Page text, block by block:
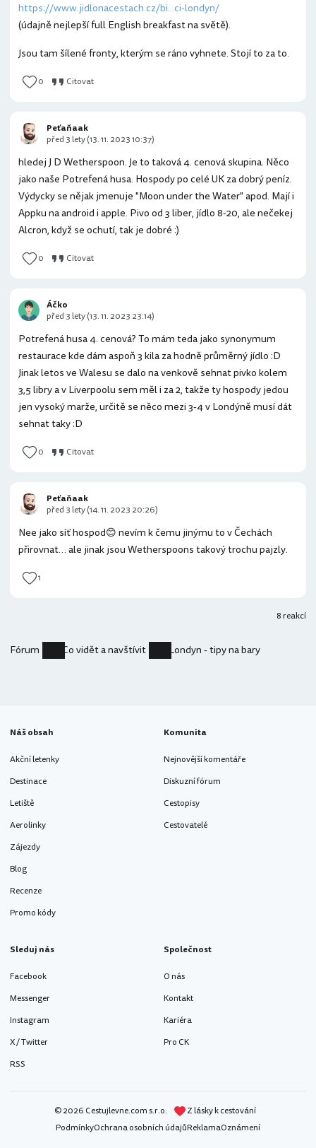
https://www.jidlonacestach.cz/bi...ci-londyn/
(údajně nejlepší full English breakfast na světě).
Jsou tam šílené fronty, kterým se ráno vyhnete. Stojí to za to.
0 Citovat
hledej J D Wetherspoon. Je to taková 4. cenová skupina. Něco
jako naše Potrefená husa. Hospody po celé UK za dobrý peníz.
Výdycky se nějak jmenuje "Moon under the Water" apod. Mají i
Appku na android i apple. Pivo od 3 liber, jídlo 8-20, ale nečekej
Alcron, když se ochutí, tak je dobré :)
0 Citovat
Peťaňaak
před 3 lety (13. 11. 2023 10:37)
Potrefená husa 4. cenová? To mám teda jako synonymum
restaurace kde dám aspoň 3 kila za hodně průměrný jídlo :D
Jinak letos ve Walesu se dalo na venkově sehnat pivko kolem
3,5 libry a v Liverpoolu sem měl i za 2, takže ty hospody jedou
jen vysoký marže, určitě se něco mezi 3-4 v Londýně musí dát
sehnat taky :D
0 Citovat
Áčko
před 3 lety (13. 11. 2023 23:14)
Nee jako síť hospod😊 nevím k čemu jinýmu to v Čechách
přirovnat… ale jinak jsou Wetherspoons takový trochu pajzly.
1
Peťaňaak
před 3 lety (14. 11. 2023 20:26)
8 reakcí
Fórum Co vidět a navštívit Londyn - tipy na bary
Náš obsah
Akční letenky
Destinace
Letiště
Aerolinky
Zájezdy
Blog
Recenze
Promo kódy
Komunita
Nejnovější komentáře
Diskuzní fórum
Cestopisy
Cestovatelé
Sleduj nás
Facebook
Messenger
Instagram
X / Twitter
RSS
Společnost
O nás
Kontakt
Kariéra
Pro CK
© 2026 Cestujlevne.com s.r.o.
Z lásky k cestování
PodmínkyOchrana osobních údajůReklamaOznámení